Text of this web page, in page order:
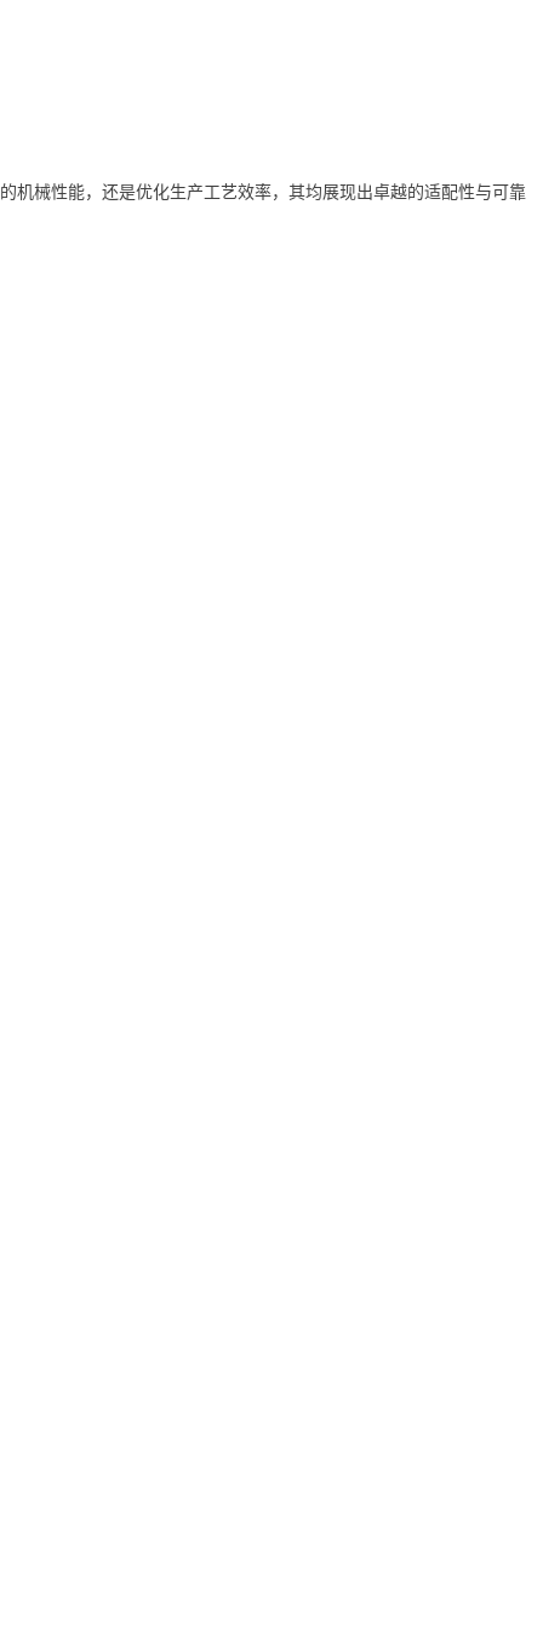
机械性能，还是优化生产工艺效率，其均展现出卓越的适配性与可靠